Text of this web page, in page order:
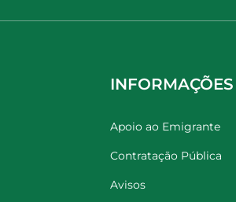
INFORMAÇÕES
Apoio ao Emigrante
Contratação Pública
Avisos